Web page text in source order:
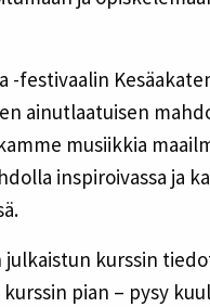
-festivaalin
ainutlaatuisen
musiikkia
inspiroivassa ja
julkaistun kurssin
pian – pysy